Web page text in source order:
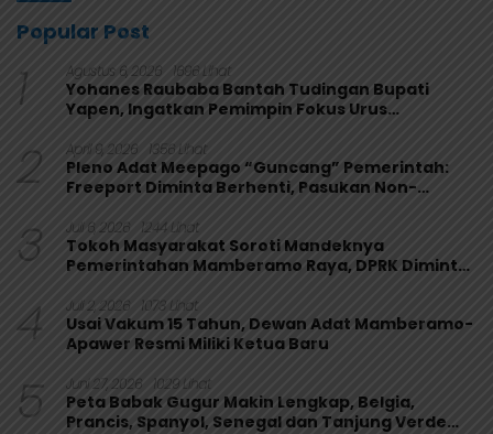
Popular Post
1 Agustus 6, 2026 1696 Lihat
Yohanes Raubaba Bantah Tudingan Bupati
Yapen, Ingatkan Pemimpin Fokus Urus
2 April 9, 2026 1356 Lihat
Pleno Adat Meepago “Guncang” Pemerintah:
Freeport Diminta Berhenti, Pasukan Non-
3 Juli 6, 2026 1244 Lihat
Tokoh Masyarakat Soroti Mandeknya
Pemerintahan Mamberamo Raya, DPRK Diminta
4 Juli 2, 2026 1073 Lihat
Usai Vakum 15 Tahun, Dewan Adat Mamberamo-
Apawer Resmi Miliki Ketua Baru
5 Juni 27, 2026 1029 Lihat
Peta Babak Gugur Makin Lengkap, Belgia,
Prancis, Spanyol, Senegal dan Tanjung Verde